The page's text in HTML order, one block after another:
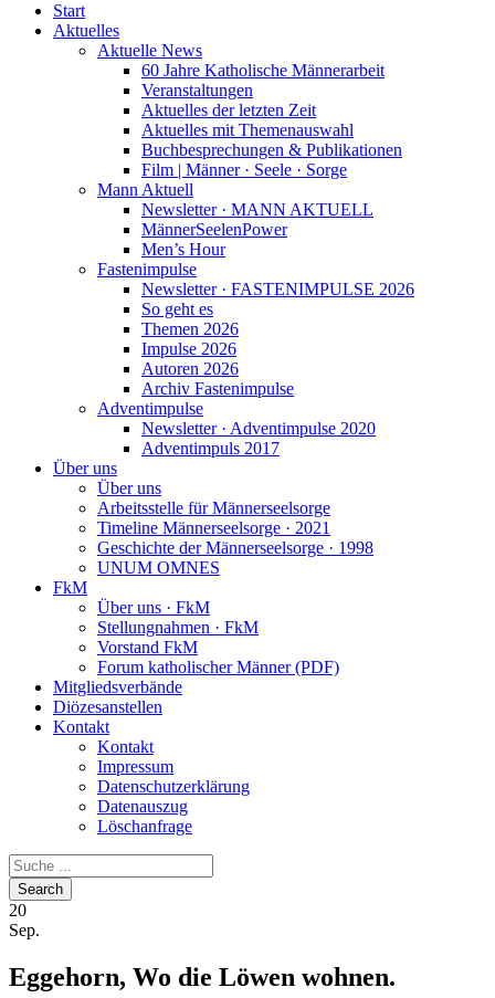
Start
Aktuelles
Aktuelle News
60 Jahre Katholische Männerarbeit
Veranstaltungen
Aktuelles der letzten Zeit
Aktuelles mit Themenauswahl
Buchbesprechungen & Publikationen
Film | Männer · Seele · Sorge
Mann Aktuell
Newsletter · MANN AKTUELL
MännerSeelenPower
Men’s Hour
Fastenimpulse
Newsletter · FASTENIMPULSE 2026
So geht es
Themen 2026
Impulse 2026
Autoren 2026
Archiv Fastenimpulse
Adventimpulse
Newsletter · Adventimpulse 2020
Adventimpuls 2017
Über uns
Über uns
Arbeitsstelle für Männerseelsorge
Timeline Männerseelsorge · 2021
Geschichte der Männerseelsorge · 1998
UNUM OMNES
FkM
Über uns · FkM
Stellungnahmen · FkM
Vorstand FkM
Forum katholischer Männer (PDF)
Mitgliedsverbände
Diözesanstellen
Kontakt
Kontakt
Impressum
Datenschutzerklärung
Datenauszug
Löschanfrage
20
Sep.
Eggehorn, Wo die Löwen wohnen.